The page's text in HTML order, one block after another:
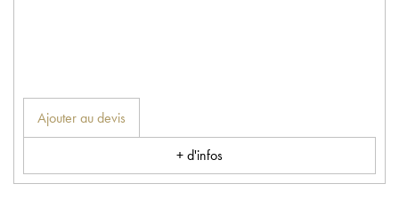
Ajouter au devis
+ d'infos